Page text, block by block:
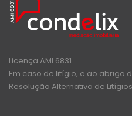
Licença AMI 6831
Em caso de litígio, e ao abrigo
Resolução Alternativa de Litígios